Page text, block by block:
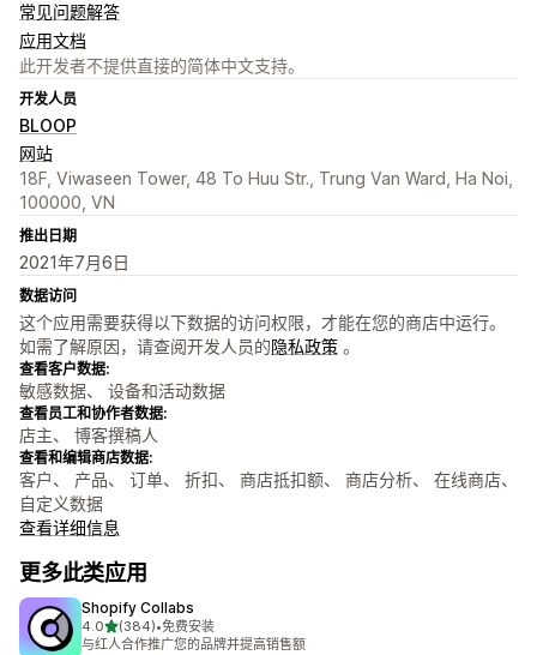
常见问题解答
应用文档
此开发者不提供直接的简体中文支持。
开发人员
BLOOP
网站
18F, Viwaseen Tower, 48 To Huu Str., Trung Van Ward, Ha Noi,
100000, VN
推出日期
2021年7月6日
数据访问
这个应用需要获得以下数据的访问权限，才能在您的商店中运行。
如需了解原因，请查阅开发人员的隐私政策 。
查看客户数据:
敏感数据、 设备和活动数据
查看员工和协作者数据:
店主、 博客撰稿人
查看和编辑商店数据:
客户、 产品、 订单、 折扣、 商店抵扣额、 商店分析、 在线商店、
自定义数据
查看详细信息
更多此类应用
Shopify Collabs
4.0星（满分 5 星）
(384)
总共 384 条评论
•免费安装
与红人合作推广您的品牌并提高销售额